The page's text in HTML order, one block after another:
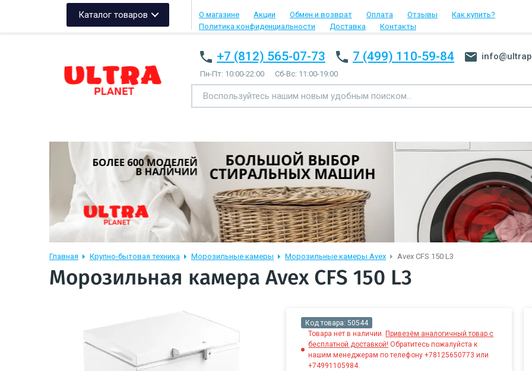
Каталог товаров О магазине Акции Обмен и возврат Оплата Отзывы
Как купить?
Политика конфиденциальности
Доставка Контакты
+7 (812) 565-07-73 7 (499) 110-59-84
Пн-Пт: 10:00-22:00 Сб-Вс: 11:00-19:00
Главная Крупно-бытовая техника Морозильные камеры Морозильные камеры Avex Avex CFS 150 L3
Морозильная камера Avex CFS 150 L3
Код товара: 50544
Товара нет в наличии.Привезём аналогичный товар с
бесплатной доставкой! Обратитесь пожалуйста к
нашим менеджерам по телефону +78125650773 или
+74991105984.